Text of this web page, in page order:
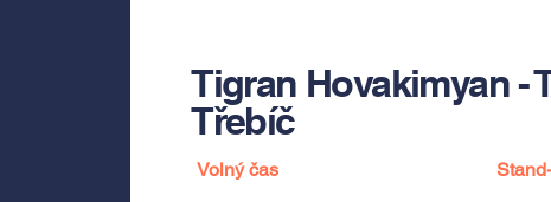
Tigran Hovakimyan -
Třebíč
Volný čas